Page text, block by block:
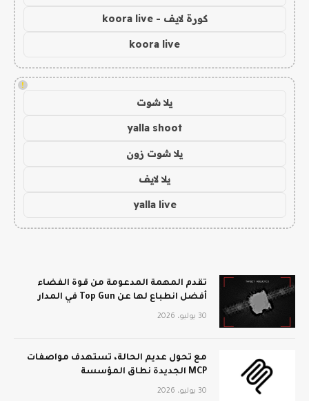
كورة لايف - koora live
koora live
!
يلا شوت
yalla shoot
يلا شوت زون
يلا لايف
yalla live
تقدم المهمة المدعومة من قوة الفضاء
أفضل انطباع لها عن Top Gun في المدار
30 يوليو، 2026
مع تحول عديم الحالة، تستهدف مواصفات
MCP الجديدة نطاق المؤسسة
30 يوليو، 2026